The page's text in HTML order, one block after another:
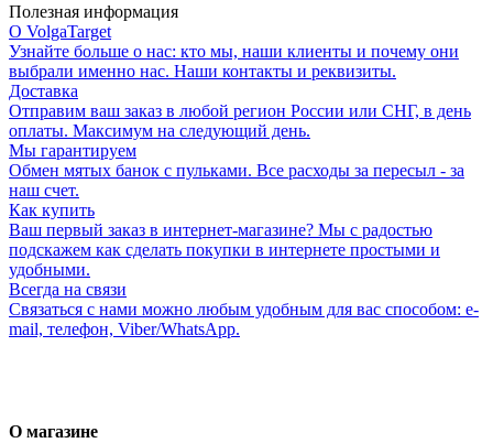
Полезная информация
О VolgaTarget
Узнайте больше о нас: кто мы, наши клиенты и почему они
выбрали именно нас. Наши контакты и реквизиты.
Доставка
Отправим ваш заказ в любой регион России или СНГ, в день
оплаты. Максимум на следующий день.
Мы гарантируем
Обмен мятых банок с пульками. Все расходы за пересыл - за
наш счет.
Как купить
Ваш первый заказ в интернет-магазине? Мы с радостью
подскажем как сделать покупки в интернете простыми и
удобными.
Всегда на связи
Связаться с нами можно любым удобным для вас способом: e-
mail, телефон, Viber/WhatsApp.
О магазине